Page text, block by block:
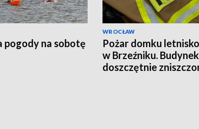
pogody na sobotę
WROCŁAW
Pożar domku
w Brzeźniku.
doszczętnie